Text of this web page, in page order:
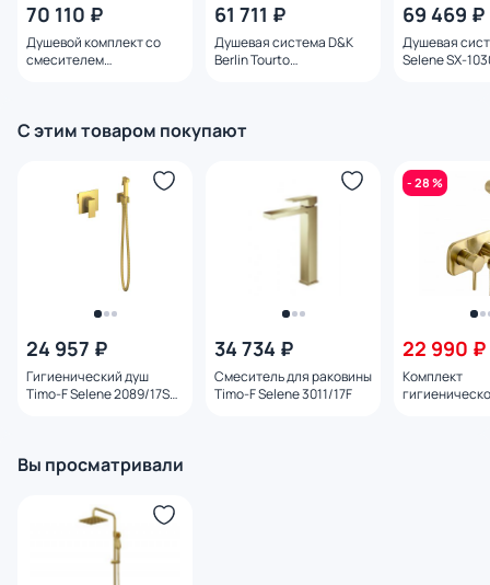
70 110 ₽
Душевой комплект со
смесителем
61 711 ₽
Душевая система D&K
Berlin Tourto
69 469 ₽
Душевая
Selene SX-
С этим товаром покупают
24 957 ₽
Гигиенический душ
Timo-F Selene 2089/17SM
34 734 ₽
Смеситель для раковины
Timo-F Selene 3011/17F
- 28 %
22 990 ₽
Комплект
Вы просматривали